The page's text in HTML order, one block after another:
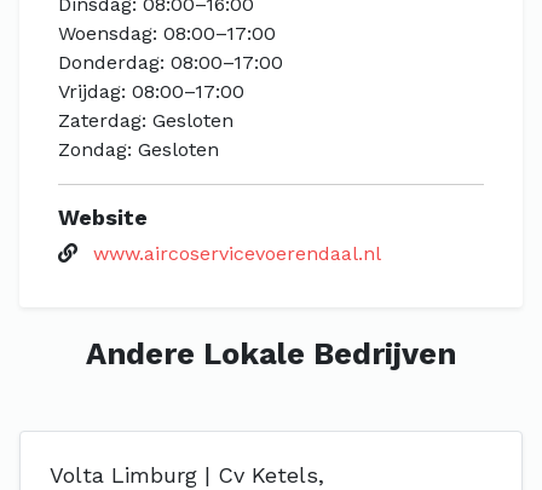
Woensdag: 08:00–17:00
Donderdag: 08:00–17:00
Vrijdag: 08:00–17:00
Zaterdag: Gesloten
Zondag: Gesloten
Website
www.aircoservicevoerendaal.nl
Andere Lokale Bedrijven
Volta Limburg | Cv Ketels,